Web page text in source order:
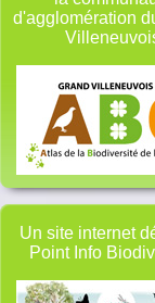
d'agglomération
Un site internet
Point Info